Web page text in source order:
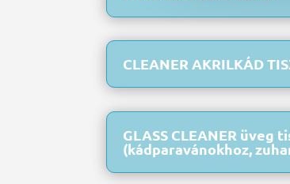
CLEANER AKRILKÁD
GLASS CLEANER üveg
(kádparavánokhoz,